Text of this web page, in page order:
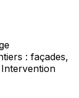
: façades,